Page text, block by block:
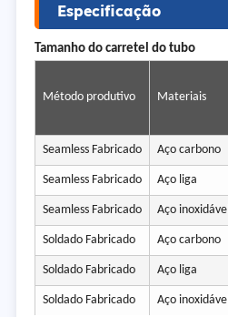
Especificação
Tamanho do carretel do tubo
Método produtivo Materiais
Seamless Fabricado Aço carbono
Seamless Fabricado Aço liga
Seamless Fabricado Aço inoxidável
Soldado Fabricado Aço carbono
Soldado Fabricado Aço liga
Soldado Fabricado Aço inoxidável